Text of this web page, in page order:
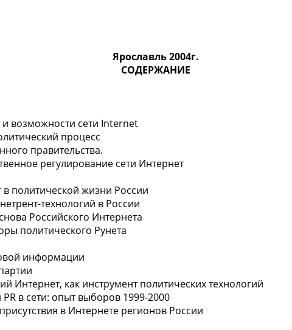
Ярославль 2004г.
СОДЕРЖАНИЕ
и возможности сети Internet
процесс
правительства.
регулирование сети Интернет
в политической жизни России
технологий в России
Российского Интернета
политического Рунета
информации
Интернет, как инструмент политических технологий
в сети: опыт выборов 1999-2000
в Интернете регионов России